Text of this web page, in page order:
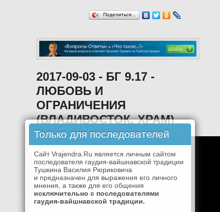
Поделиться…
2017-09-03 - БГ 9.17 -
ЛЮБОВЬ И
ОГРАНИЧЕНИЯ
(ВЛАДИВОСТОК, ХРАМ)
Только для последователей
Сайт Vrajendra.Ru является личным сайтом
последователя гаудия-вайшнавской традиции
Тушкина Василия Рюриковича
и предназначен для выражения его личного
мнения, а также для его общения
исключительно с последователями
гаудия-вайшнавской традиции.